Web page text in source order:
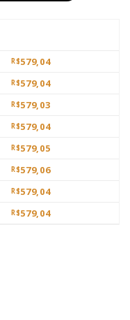
R$579,04
R$579,04
R$579,03
R$579,04
R$579,05
R$579,06
R$579,04
R$579,04